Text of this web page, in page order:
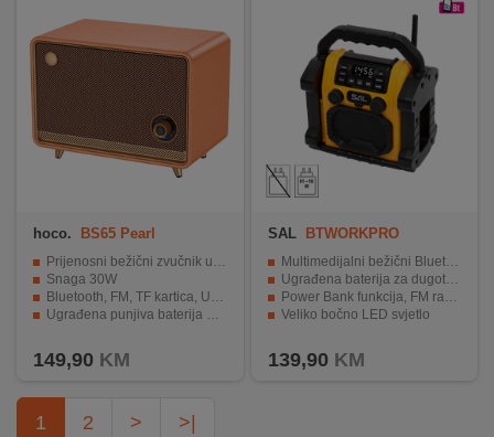
hoco. BS65 Pearl
Prijenosni bežični zvučnik u retro stilu
Snaga 30W
Bluetooth, FM, TF kartica, USB
Ugrađena punjiva baterija 2600 mAh
149,90 KM
SAL BTWORKPRO
Multimedijalni bežični Bluetooth zvučnik
Ugrađena baterija za dugotrajnu uporabu
Power Bank funkcija, FM radio
Veliko bočno LED svjetlo
139,90 KM
1 2 > >|